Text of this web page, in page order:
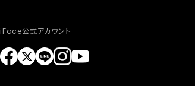
iFace公式アカウント